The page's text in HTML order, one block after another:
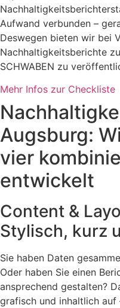
Aufwand verbunden –
Deswegen bieten wir bei
Nachhaltigkeitsberichte
SCHWABEN zu
Mehr Infos zur Checkliste
Augsburg:
vier
entwickelt
Content &
Stylisch, kurz
Sie haben Daten
Oder haben Sie einen
ansprechend gestalten?
grafisch und inhaltlich